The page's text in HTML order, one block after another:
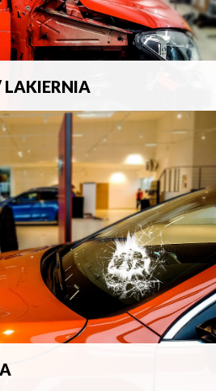
wszelkich napraw